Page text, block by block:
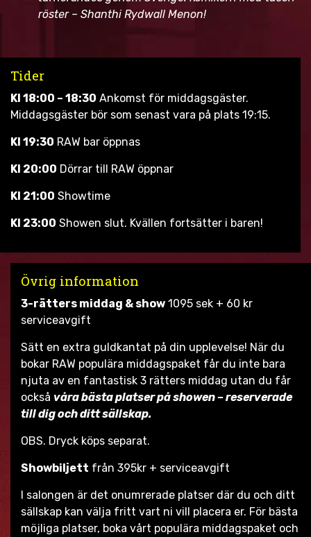
röster – Shanthi Rydwall Menon!
Tider
Kl 18:00 – 18:30 Ankomst för middagsgäster.
Middagsgäster bör som senast vara på plats 19:15.
Kl 19:30 RAW bar öppnas
Kl 20:00 Dörrar till RAW öppnar
Kl 21:00 Showtime
Kl 23:00 Showen slut. Kvällen fortsätter i baren!
Övrig information
3-rätters middag & show 1095 sek + 60 kr
serviceavgift
Sätt en extra guldkantat på din upplevelse! När du
bokar RAW populära middagspaket får du inte bara
njuta av en fantastisk 3 rätters middag utan du får
också våra bästa platser på showen – reserverade
till dig och ditt sällskap.
OBS. Dryck köps separat.
Showbiljett från 395kr + serviceavgift
I salongen är det onumrerade platser där du och ditt
sällskap kan välja fritt vart ni vill placera er. För bästa
möjliga platser, boka vårt populära middagspaket och